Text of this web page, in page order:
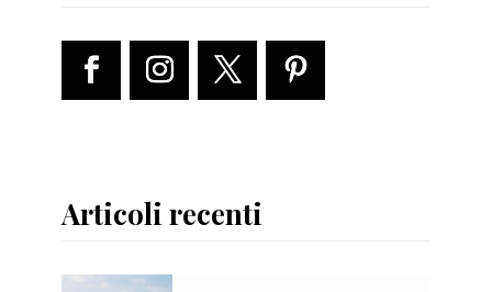
Articoli recenti